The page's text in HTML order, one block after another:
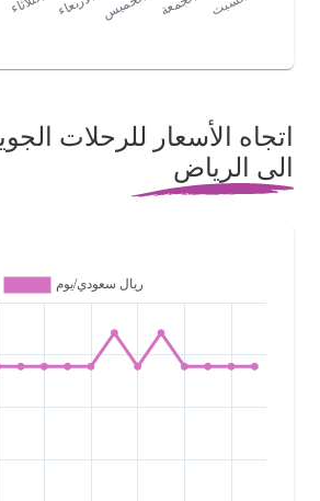
اتجاه الأسعار للرحلات
الى الرياض